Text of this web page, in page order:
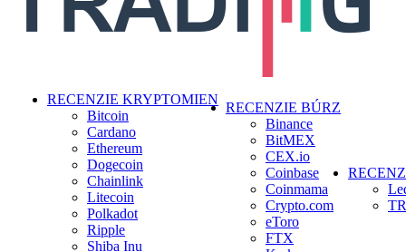
search
Menu
RECENZIE KRYPTOMIEN
Bitcoin
Cardano
Ethereum
Dogecoin
Chainlink
Litecoin
Polkadot
Ripple
Shiba Inu
RECENZIE BÚRZ
Binance
BitMEX
CEX.io
Coinbase
Coinmama
Crypto.com
eToro
FTX